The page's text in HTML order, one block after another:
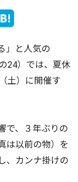
」と人気の
24）では、夏休
土）に開催す
で、３年ぶりの
は以前の物）を
、カンナ掛けの